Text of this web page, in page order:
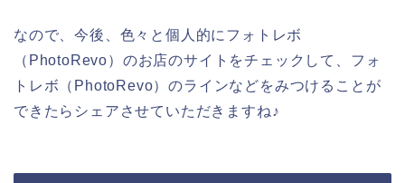
なので、今後、色々と個人的にフォトレボ
（PhotoRevo）のお店のサイトをチェックして、フォ
トレボ（PhotoRevo）のラインなどをみつけることが
できたらシェアさせていただきますね♪